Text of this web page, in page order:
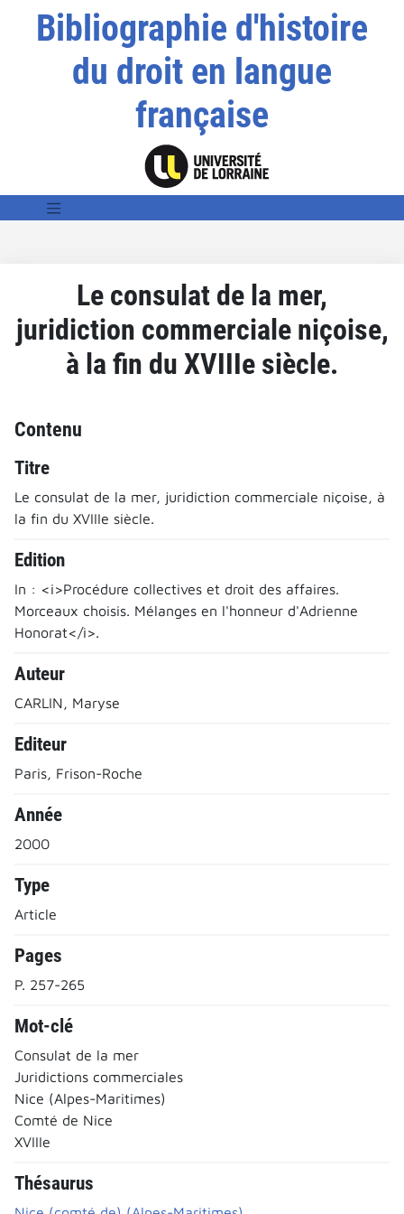
Bibliographie d'histoire
du droit en langue
française
Le consulat de la mer,
juridiction commerciale niçoise,
à la fin du XVIIIe siècle.
Contenu
Titre
Le consulat de la mer, juridiction commerciale niçoise, à
la fin du XVIIIe siècle.
Edition
In : <i>Procédure collectives et droit des affaires.
Morceaux choisis. Mélanges en l'honneur d'Adrienne
Honorat</i>.
Auteur
CARLIN, Maryse
Editeur
Paris, Frison-Roche
Année
2000
Type
Article
Pages
P. 257-265
Mot-clé
Consulat de la mer
Juridictions commerciales
Nice (Alpes-Maritimes)
Comté de Nice
XVIIIe
Thésaurus